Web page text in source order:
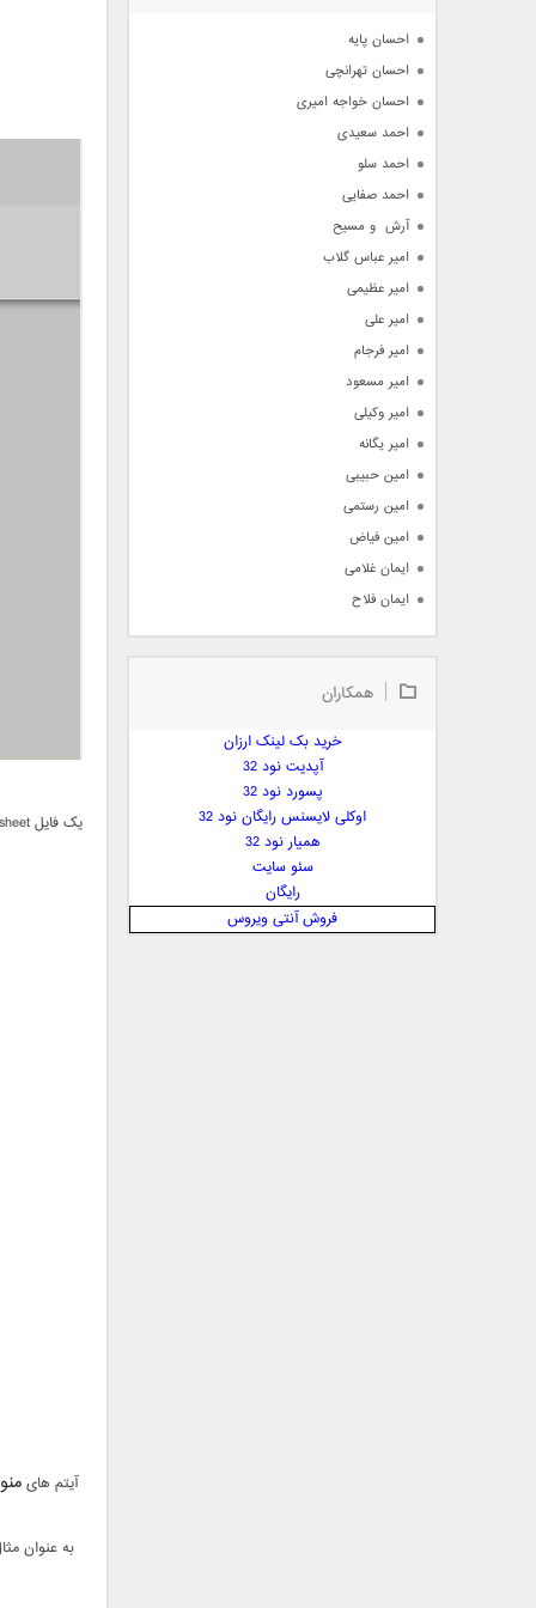
آیتم های
احسان پایه
احسان تهرانچی
احسان خواجه امیری
احمد سعیدی
احمد سلو
احمد صفایی
آرش  و مسیح
امیر عباس گلاب
امیر عظیمی
امیر علی
امیر فرجام
امیر مسعود
امیر وکیلی
امیر یگانه
امین حبیبی
امین رستمی
امین فیاض
ایمان غلامی
ایمان فلاح
بابک جهانبخش
بابک مافی
بهنام صفوی
پارسا چیلیک
همکاران
خرید بک لینک ارزان
آپدیت نود 32
پسورد نود 32
اوکلی لایسنس رایگان نود 32
همیار نود 32
سئو سایت
رایگان
فروش آنتی ویروس